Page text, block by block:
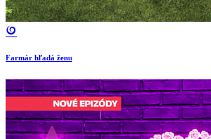
Farmár hľadá ženu